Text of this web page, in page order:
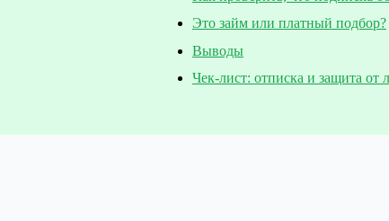
Это займ или платный подбор?
Выводы
Чек-лист: отписка и защита от